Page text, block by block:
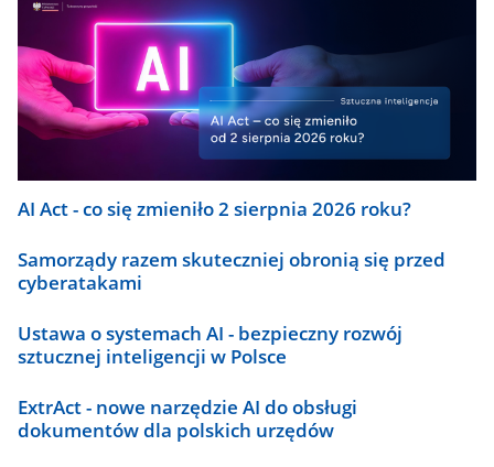
AI Act - co się zmieniło 2 sierpnia 2026 roku?
Samorządy razem skuteczniej obronią się przed
cyberatakami
Ustawa o systemach AI - bezpieczny rozwój
sztucznej inteligencji w Polsce
ExtrAct - nowe narzędzie AI do obsługi
dokumentów dla polskich urzędów